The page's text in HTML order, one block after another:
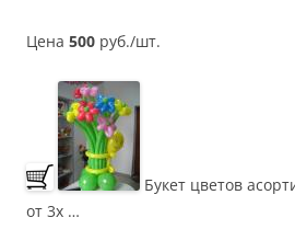
Цена 500 руб./шт.
Букет цветов
от 3х …